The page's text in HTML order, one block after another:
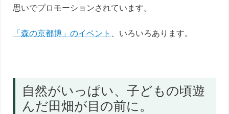
思いでプロモーションされています。
「森の京都博」のイベント 、いろいろあります。
自然がいっぱい、子どもの頃遊
んだ田畑が目の前に。